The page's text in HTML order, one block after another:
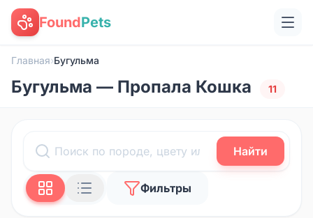
FoundPets
Главная›Бугульма
Бугульма — Пропала Кошка 11
Найти
Фильтры